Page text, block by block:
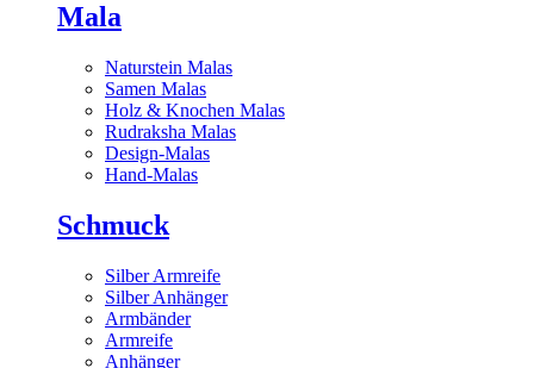
Mala
Naturstein Malas
Samen Malas
Holz & Knochen Malas
Rudraksha Malas
Design-Malas
Hand-Malas
Schmuck
Silber Armreife
Silber Anhänger
Armbänder
Armreife
Anhänger